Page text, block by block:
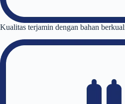
Kualitas terjamin dengan bahan